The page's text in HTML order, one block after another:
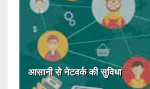
आसानी से नेटवर्क की सुविधा